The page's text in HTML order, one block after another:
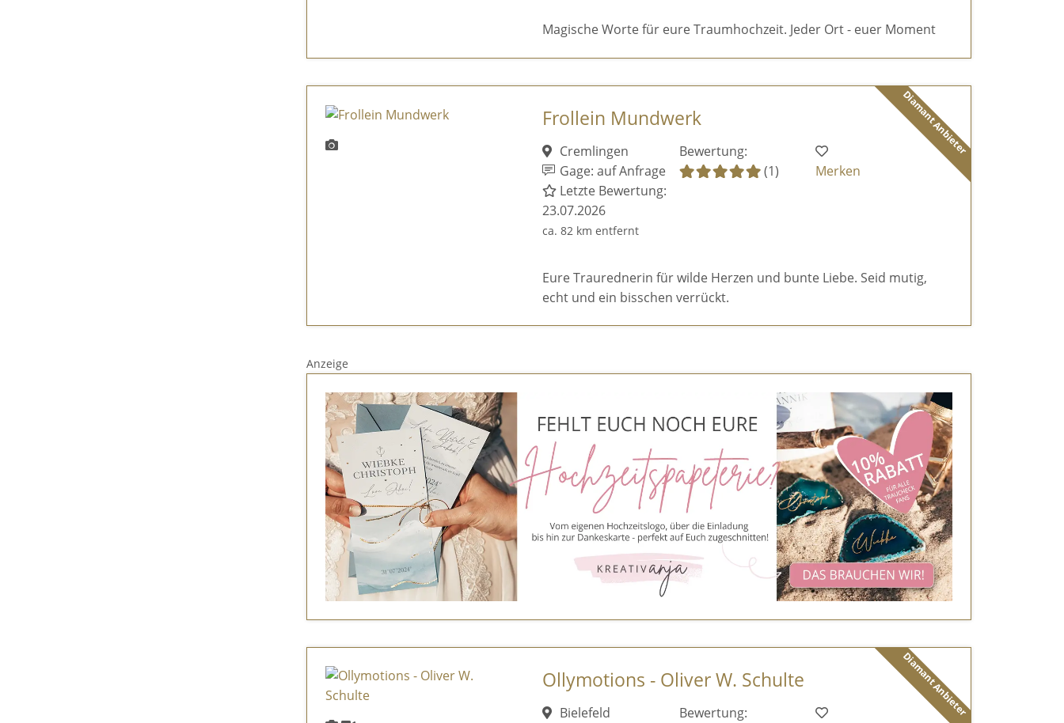
Magische Worte für eure Traumhochzeit. Jeder Ort - euer Moment
Diamant Anbieter
Frollein Mundwerk
Cremlingen
Gage: auf Anfrage
Letzte Bewertung:
23.07.2026
ca. 82 km entfernt
Bewertung:
(1)
Merken
Eure Traurednerin für wilde Herzen und bunte Liebe. Seid mutig,
echt und ein bisschen verrückt.
Anzeige
Diamant Anbieter
Ollymotions - Oliver W. Schulte
Bielefeld
Bewertung: